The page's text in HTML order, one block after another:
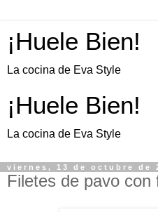
¡Huele Bien!
La cocina de Eva Style
¡Huele Bien!
La cocina de Eva Style
viernes, 13 de octubre de
Filetes de pavo con